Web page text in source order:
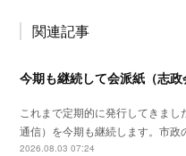
関連記事
これまで定期的に発行してきまし
通信）を今期も継続します。市
2026.08.03 07:24